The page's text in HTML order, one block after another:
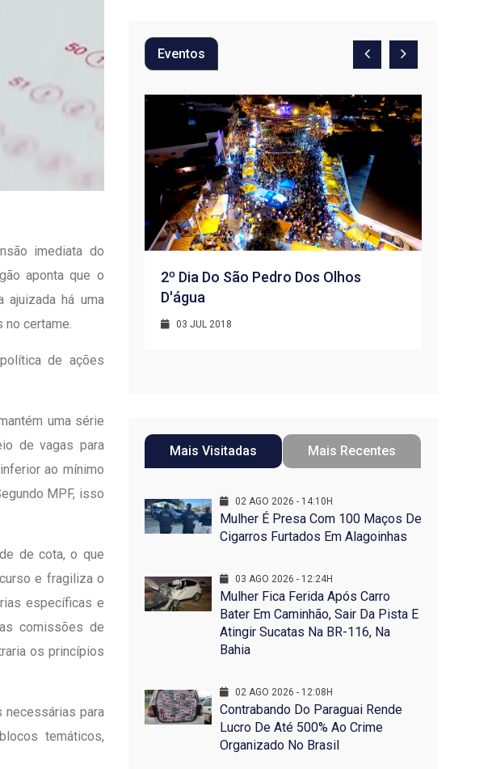
imediata do
aponta que o
ajuizada há uma
no certame.
de ações
uma série
de vagas para
ao mínimo
MPF, isso
de cota, o que
e fragiliza o
específicas e
comissões de
os princípios
necessárias para
temáticos,
Eventos
HINODE
2º Dia Do São Pedro Dos Olhos
D'água
03 JUL 2018
Mais Visitadas Mais Recentes
02 AGO 2026 - 14:10H
Mulher É Presa Com 100 Maços De
Cigarros Furtados Em Alagoinhas
03 AGO 2026 - 12:24H
Mulher Fica Ferida Após Carro
Bater Em Caminhão, Sair Da Pista E
Atingir Sucatas Na BR-116, Na
Bahia
02 AGO 2026 - 12:08H
Contrabando Do Paraguai Rende
Lucro De Até 500% Ao Crime
Organizado No Brasil